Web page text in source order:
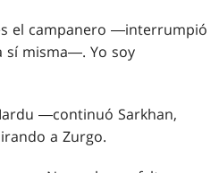
el campanero ―interrumpió
sí misma―. Yo soy
―continuó Sarkhan,
a Zurgo.